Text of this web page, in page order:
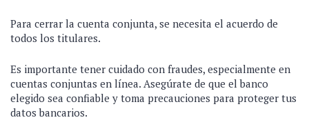
Para cerrar la cuenta conjunta, se necesita el acuerdo de
todos los titulares.
Es importante tener cuidado con fraudes, especialmente en
cuentas conjuntas en línea. Asegúrate de que el banco
elegido sea confiable y toma precauciones para proteger tus
datos bancarios.